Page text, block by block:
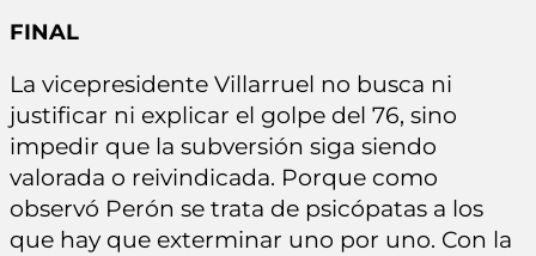
FINAL
La vicepresidente Villarruel no busca ni
justificar ni explicar el golpe del 76, sino
impedir que la subversión siga siendo
valorada o reivindicada. Porque como
observó Perón se trata de psicópatas a los
que hay que exterminar uno por uno. Con la